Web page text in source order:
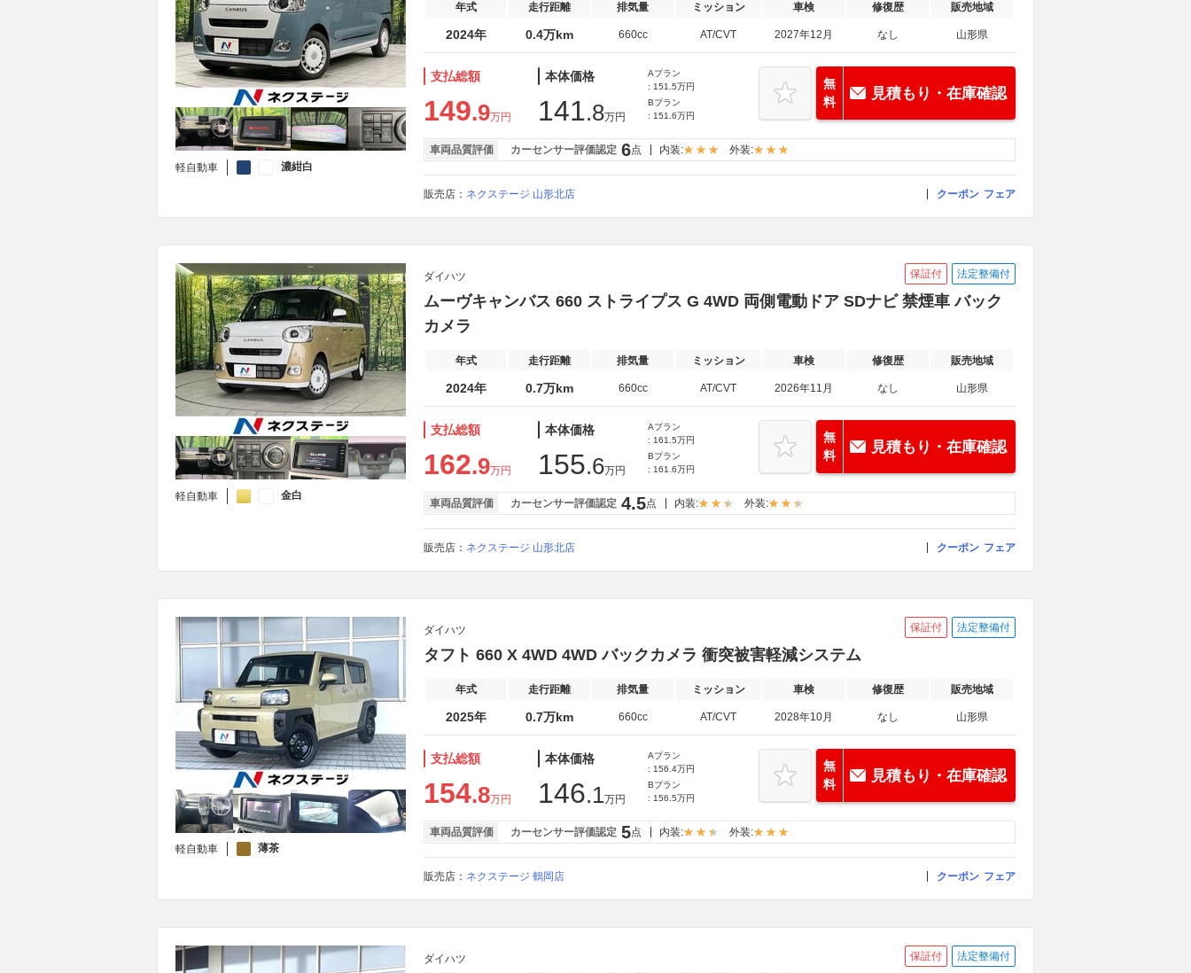
軽自動車 濃紺白
年式 走行距離 排気量 ミッション 車検 修復歴 販売地域
2024年 0.4万km 660cc AT/CVT 2027年12月 なし 山形県
支払総額
149.9万円
本体価格
141.8万円
Aプラン
: 151.5万円
Bプラン
: 151.6万円
無
料
見積もり・在庫確認
車両品質評価 カーセンサー評価認定 6点 内装: 外装:
販売店： ネクステージ 山形北店 クーポン フェア
軽自動車 金白
ダイハツ 保証付 法定整備付
ムーヴキャンバス 660 ストライプス G 4WD 両側電動ドア SDナビ 禁煙車 バック
カメラ
年式 走行距離 排気量 ミッション 車検 修復歴 販売地域
2024年 0.7万km 660cc AT/CVT 2026年11月 なし 山形県
支払総額
162.9万円
本体価格
155.6万円
Aプラン
: 161.5万円
Bプラン
: 161.6万円
無
料
見積もり・在庫確認
車両品質評価 カーセンサー評価認定 4.5点 内装: 外装:
販売店： ネクステージ 山形北店 クーポン フェア
軽自動車 薄茶
ダイハツ 保証付 法定整備付
タフト 660 X 4WD 4WD バックカメラ 衝突被害軽減システム
年式 走行距離 排気量 ミッション 車検 修復歴 販売地域
2025年 0.7万km 660cc AT/CVT 2028年10月 なし 山形県
支払総額
154.8万円
本体価格
146.1万円
Aプラン
: 156.4万円
Bプラン
: 156.5万円
無
料
見積もり・在庫確認
車両品質評価 カーセンサー評価認定 5点 内装: 外装:
販売店： ネクステージ 鶴岡店 クーポン フェア
ダイハツ 保証付 法定整備付